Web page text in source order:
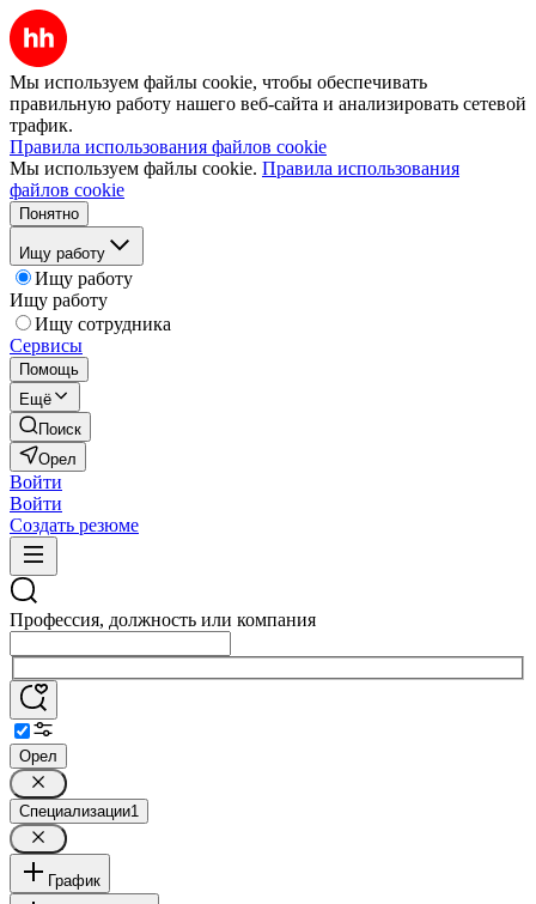
Мы используем файлы cookie, чтобы обеспечивать
правильную работу нашего веб-сайта и анализировать сетевой
трафик.
Правила использования файлов cookie
Мы используем файлы cookie. Правила использования
файлов cookie
Понятно
Ищу работу
Ищу работу
Ищу работу
Ищу сотрудника
Сервисы
Помощь
Ещё
Поиск
Орел
Войти
Войти
Создать резюме
Профессия, должность или компания
Орел
Специализации1
График